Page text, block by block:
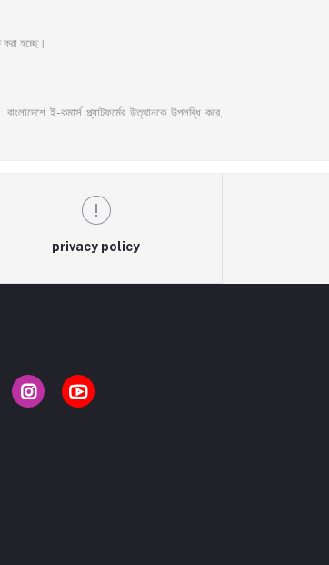
হচ্ছে।
ই-কমার্স প্ল্যাটফর্মের উত্থানকে উপলব্ধি করে,
privacy policy